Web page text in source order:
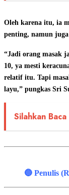
Oleh karena itu, ia
penting, namun
“Jadi orang masak
10, ya mesti
relatif itu. Tapi
layu,” pungkas Sri
Silahkan Baca
🔵 Penulis